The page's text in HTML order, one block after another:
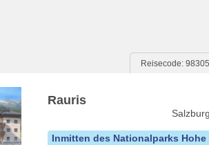
Reisecode:
Rauris
Salzburg
Inmitten des Nationalparks Hohe